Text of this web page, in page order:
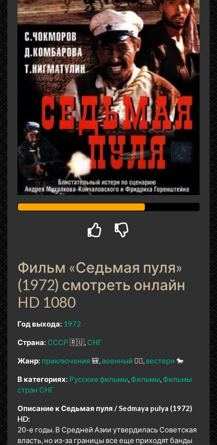
Фильм «Седьмая пуля»
(1972) смотреть онлайн
HD 1080
Год выхода: 1972
Страна: СССР 🇷🇺 СНГ
Жанр: приключения 🎒 военный 👨‍✈️ вестерн 🐎
В категориях: Русские фильмы Фильмы Фильмы
стран СНГ
Описание к Седьмая пуля / Sedmaya pulya (1972)
HD:
20-е годы. В Средней Азии утвердилась Советская
власть, но из-за границы все еще приходят банды